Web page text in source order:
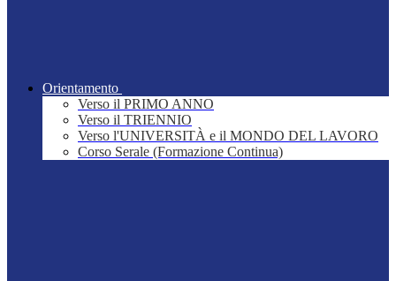
Orientamento
Verso il PRIMO ANNO
Verso il TRIENNIO
Verso l'UNIVERSITÀ e il MONDO DEL LAVORO
Corso Serale (Formazione Continua)